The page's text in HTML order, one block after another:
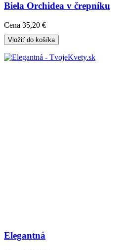
Biela Orchidea v črepníku
Cena 35,20 €
Vložiť do košíka
Elegantná